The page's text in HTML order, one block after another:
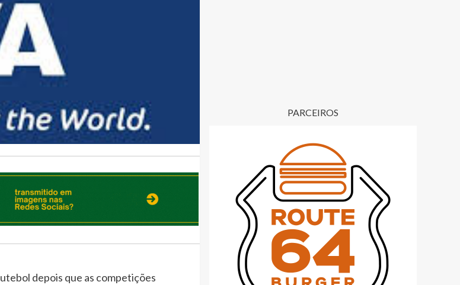
depois que as competições
PARCEIROS